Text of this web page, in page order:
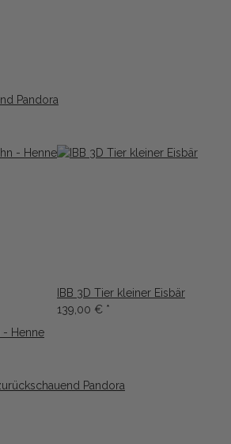
Pandora
- Henne
IBB 3D Tier kleiner Eisbär
139,00 € *